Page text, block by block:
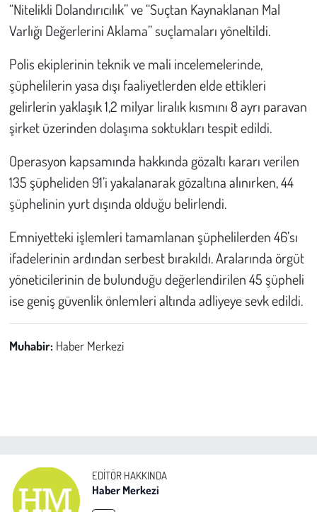
“Nitelikli Dolandırıcılık” ve “Suçtan Kaynaklanan Mal
Varlığı Değerlerini Aklama” suçlamaları yöneltildi.
Polis ekiplerinin teknik ve mali incelemelerinde,
şüphelilerin yasa dışı faaliyetlerden elde ettikleri
gelirlerin yaklaşık 1,2 milyar liralık kısmını 8 ayrı paravan
şirket üzerinden dolaşıma soktukları tespit edildi.
Operasyon kapsamında hakkında gözaltı kararı verilen
135 şüpheliden 91’i yakalanarak gözaltına alınırken, 44
şüphelinin yurt dışında olduğu belirlendi.
Emniyetteki işlemleri tamamlanan şüphelilerden 46’sı
ifadelerinin ardından serbest bırakıldı. Aralarında örgüt
yöneticilerinin de bulunduğu değerlendirilen 45 şüpheli
ise geniş güvenlik önlemleri altında adliyeye sevk edildi.
Muhabir: Haber Merkezi
EDITÖR HAKKINDA
Haber Merkezi